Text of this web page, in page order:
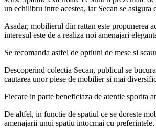
un echilibru intre acestea, iar Secan se
Asadar, mobilierul din rattan este propunerea
interesul este de a realiza noi amenajari
Se recomanda astfel de optiuni de mese si
Descoperind colectia Secan, publicul se
cautarea unor piese de mobilier si mai
Fiecare in parte beneficiaza de atentie sporita
De altfel, in functie de spatiul ce se doreste
amenajarii unui spatiu intocmai cu preferintele.